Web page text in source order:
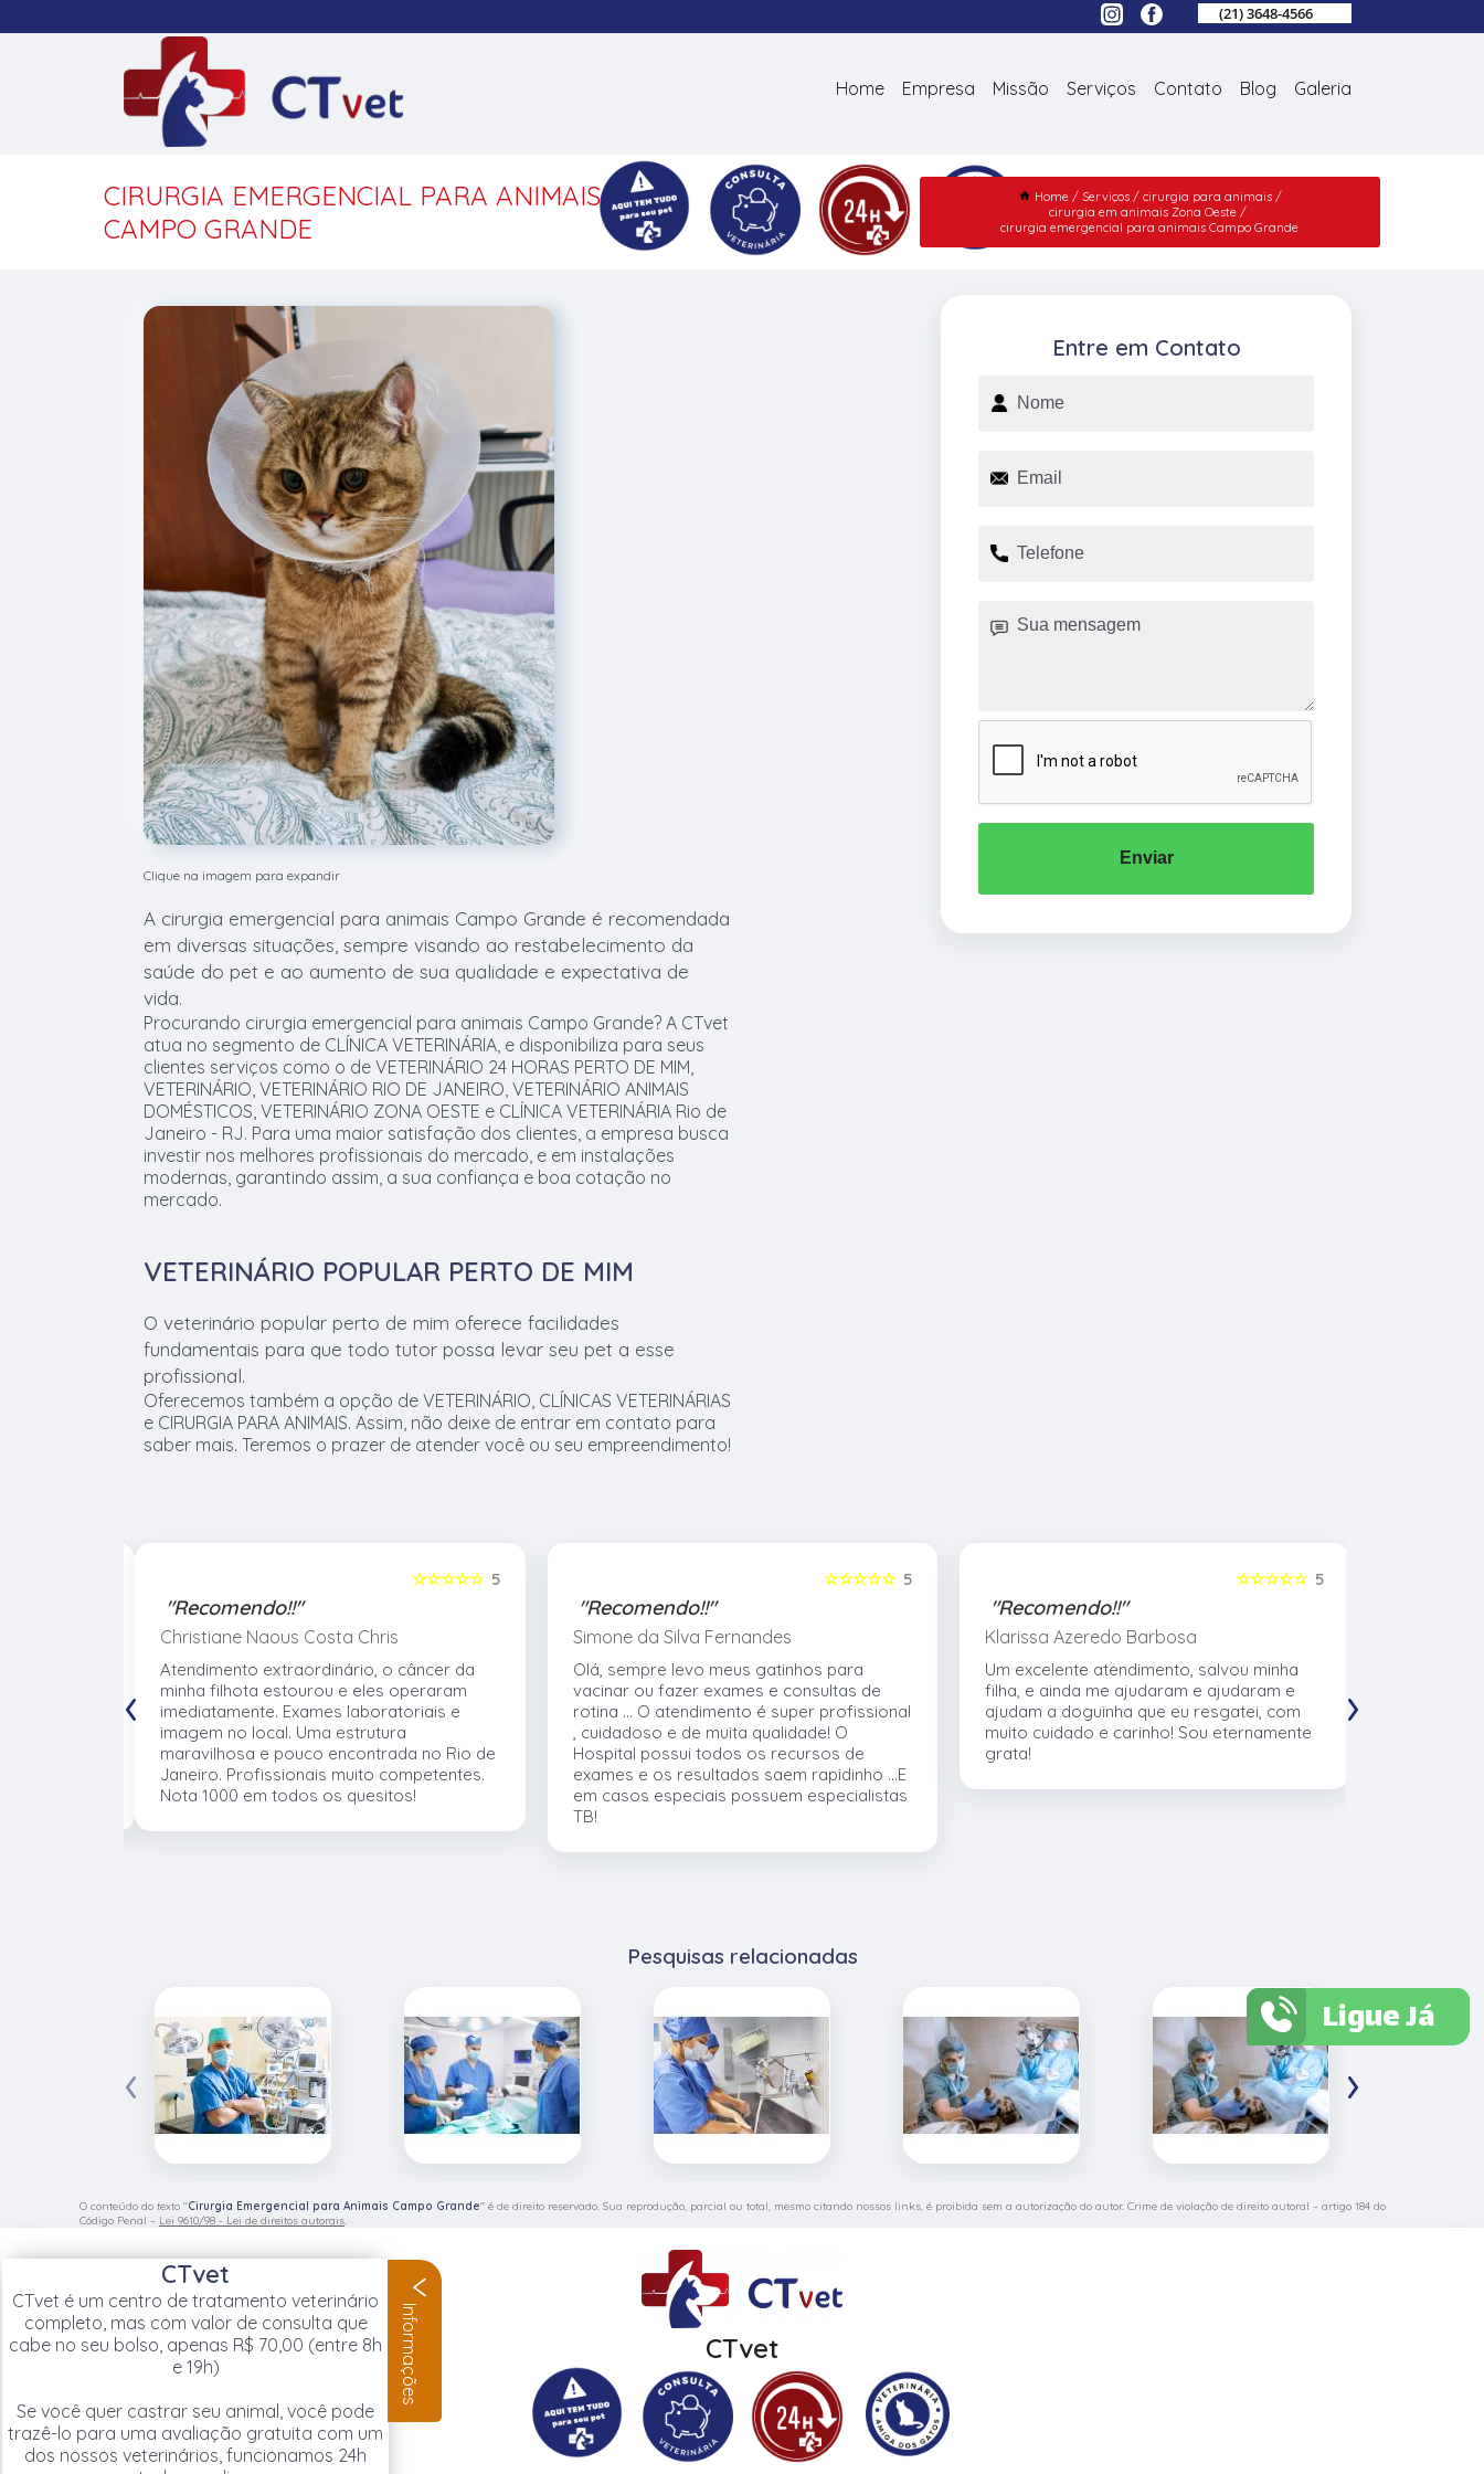
(21) 3648-4566
Home Empresa Missão Serviços Contato Blog Galeria
CIRURGIA EMERGENCIAL PARA ANIMAIS
CAMPO GRANDE
Home Serviços
cirurgia para animais
cirurgia em animais Zona Oeste
cirurgia emergencial para animais Campo Grande
Clique na imagem para expandir
A cirurgia emergencial para animais Campo Grande é recomendada
em diversas situações, sempre visando ao restabelecimento da
saúde do pet e ao aumento de sua qualidade e expectativa de
vida.
Procurando cirurgia emergencial para animais Campo Grande? A CTvet
atua no segmento de CLÍNICA VETERINÁRIA, e disponibiliza para seus
clientes serviços como o de VETERINÁRIO 24 HORAS PERTO DE MIM,
VETERINÁRIO, VETERINÁRIO RIO DE JANEIRO, VETERINÁRIO ANIMAIS
DOMÉSTICOS, VETERINÁRIO ZONA OESTE e CLÍNICA VETERINÁRIA Rio de
Janeiro - RJ. Para uma maior satisfação dos clientes, a empresa busca
investir nos melhores profissionais do mercado, e em instalações
modernas, garantindo assim, a sua confiança e boa cotação no
mercado.
VETERINÁRIO POPULAR PERTO DE MIM
O veterinário popular perto de mim oferece facilidades
fundamentais para que todo tutor possa levar seu pet a esse
profissional.
Oferecemos também a opção de VETERINÁRIO, CLÍNICAS VETERINÁRIAS
e CIRURGIA PARA ANIMAIS. Assim, não deixe de entrar em contato para
saber mais. Teremos o prazer de atender você ou seu empreendimento!
Entre em Contato
Enviar
5
☆☆☆☆☆
"Recomendo!!"
Christiane Naous Costa Chris
Atendimento extraordinário, o câncer da
minha filhota estourou e eles operaram
imediatamente. Exames laboratoriais e
imagem no local. Uma estrutura
maravilhosa e pouco encontrada no Rio de
Janeiro. Profissionais muito competentes.
Nota 1000 em todos os quesitos!
5
☆☆☆☆☆
"Recomendo!!"
Simone da Silva Fernandes
Olá, sempre levo meus gatinhos para
vacinar ou fazer exames e consultas de
rotina ... O atendimento é super profissional
, cuidadoso e de muita qualidade! O
Hospital possui todos os recursos de
exames e os resultados saem rapidinho ...E
em casos especiais possuem especialistas
TB!
5
☆☆☆☆☆
"Recomendo!!"
Klarissa Azeredo Barbosa
Um excelente atendimento, salvou minha
filha, e ainda me ajudaram e ajudaram e
ajudam a doguinha que eu resgatei, com
muito cuidado e carinho! Sou eternamente
grata!
‹ ›
Pesquisas relacionadas
‹ ›
O conteúdo do texto "Cirurgia Emergencial para Animais Campo Grande" é de direito reservado. Sua reprodução, parcial ou total, mesmo citando nossos links, é proibida sem a autorização do autor. Crime de violação de direito autoral – artigo 184 do
Código Penal – Lei 9610/98 - Lei de direitos autorais.
CTvet
CTvet
CTvet é um centro de tratamento veterinário
completo, mas com valor de consulta que
cabe no seu bolso, apenas R$ 70,00 (entre 8h
e 19h)
Se você quer castrar seu animal, você pode
trazê-lo para uma avaliação gratuita com um
dos nossos veterinários, funcionamos 24h
Informações
Ligue Já